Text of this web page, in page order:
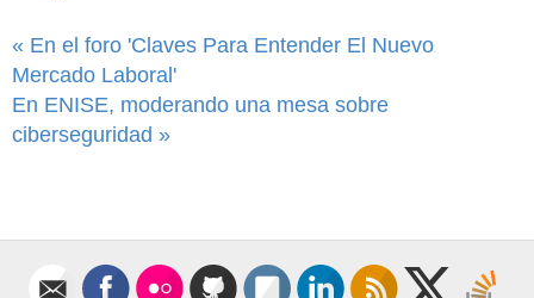
« En el foro 'Claves Para Entender El Nuevo
Mercado Laboral'
En ENISE, moderando una mesa sobre
ciberseguridad »